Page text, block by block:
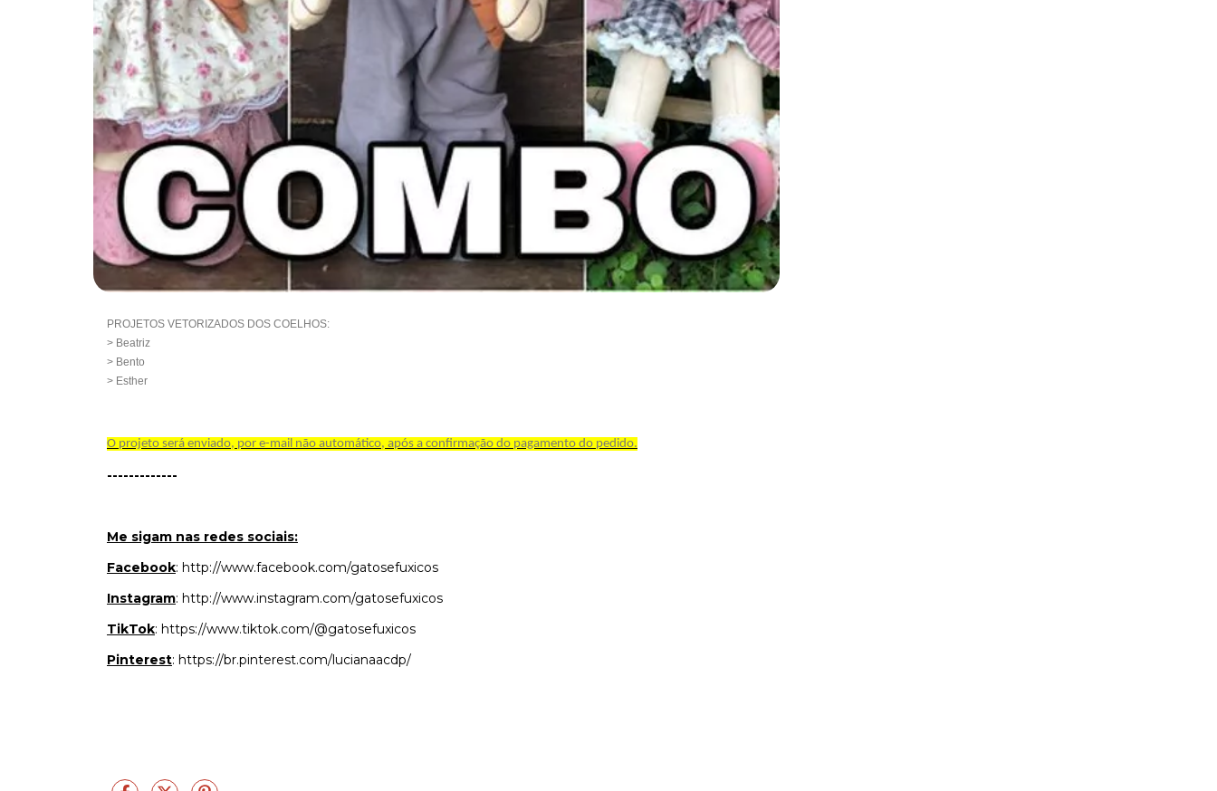
PROJETOS VETORIZADOS DOS COELHOS:
> Beatriz
> Bento
> Esther
O projeto será enviado, por e-mail não automático, após a confirmação do pagamento do pedido.
-------------
Me sigam nas redes sociais:
Facebook: http://www.facebook.com/gatosefuxicos
Instagram: http://www.instagram.com/gatosefuxicos
TikTok: https://www.tiktok.com/@gatosefuxicos
Pinterest: https://br.pinterest.com/lucianaacdp/